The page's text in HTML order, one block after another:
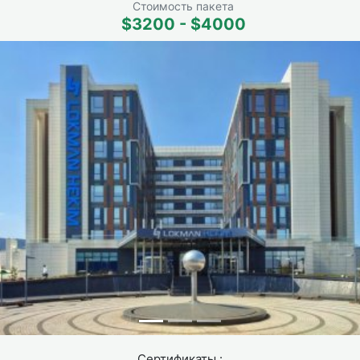
Септоринопластика: кому
стоит обратить внимание на
эту операцию на носу?
Септоринопластика подходит разным людям. Одни
страдают от проблем с дыханием, другие хотят
улучшить внешний вид. Операция эффективна при
искривлениях перегородки, деформациях и
последствиях травм.
Вам может быть полезна эта операция в таких
ситуациях:
Когда затруднено дыхание
Искривленная перегородка или увеличенные турбинаты
создают преграду потоку воздуха. Операция
Стоимость пакета
$3200 - $4000